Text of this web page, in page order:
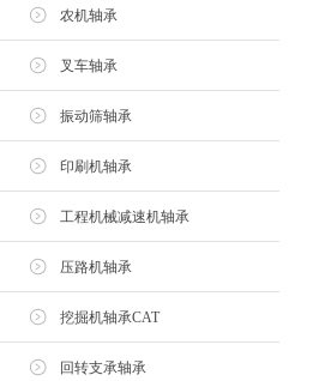
农机轴承
叉车轴承
振动筛轴承
印刷机轴承
工程机械减速机轴承
压路机轴承
挖掘机轴承CAT
回转支承轴承